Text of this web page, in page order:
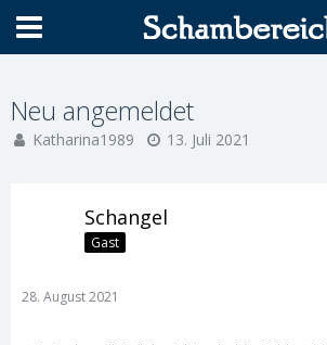
Neu angemeldet
Katharina1989 13. Juli 2021
Schangel
Gast
28. August 2021